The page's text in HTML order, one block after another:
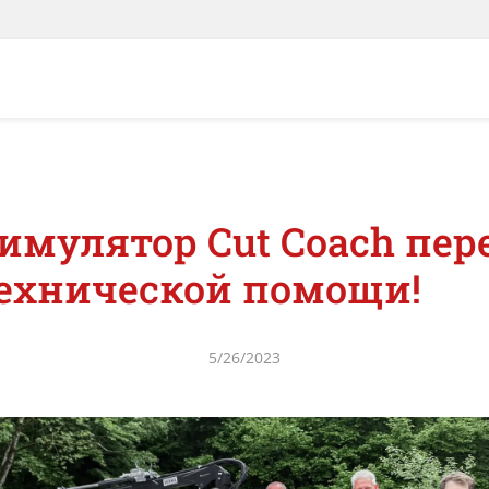
Cut Coach
помощи!
5/26/2023